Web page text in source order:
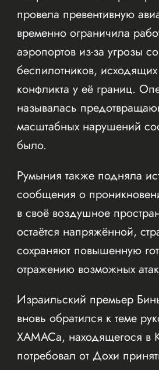
провела превентивную
временно ограничила
аэропортов из-за угрозы
беспилотников,
конфликта у её границ.
называлась
масштабных нарушений
было.
Румыния также подняла
сообщения о
в своё воздушное
остаётся напряжённой,
сохраняют повышенную
отражению возможных
Израильский премьер
вновь обратился к теме
ХАМАСа, находящегося в
потребовал от Дохи